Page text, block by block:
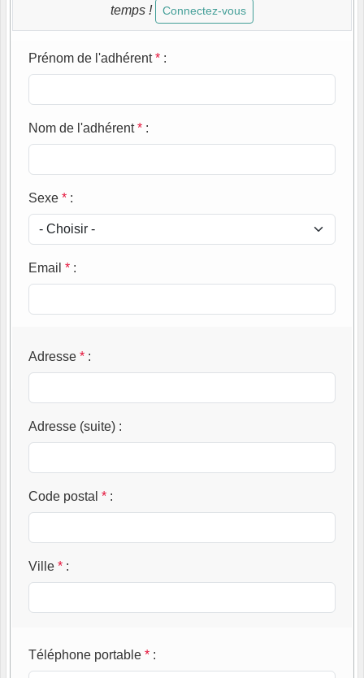
temps !
Connectez-vous
Prénom de l'adhérent* :
Nom de l'adhérent* :
Sexe * :
Email * :
Adresse * :
Adresse (suite) :
Code postal * :
Ville * :
Téléphone portable * :